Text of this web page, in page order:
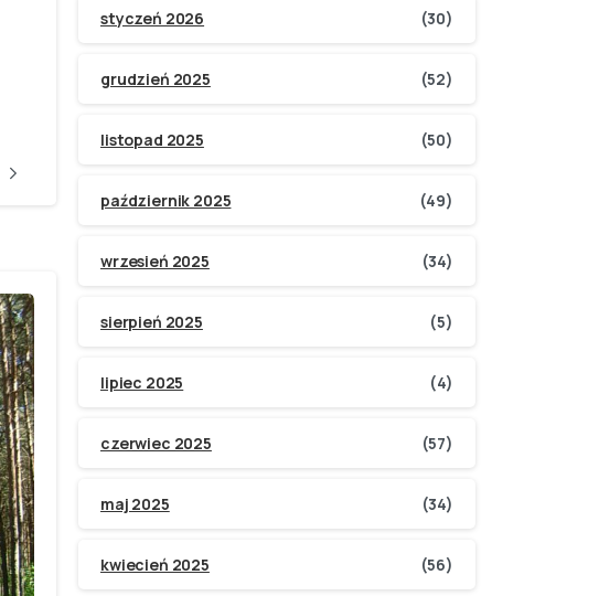
styczeń 2026 (30)
grudzień 2025 (52)
listopad 2025 (50)
październik 2025 (49)
wrzesień 2025 (34)
sierpień 2025 (5)
lipiec 2025 (4)
czerwiec 2025 (57)
maj 2025 (34)
kwiecień 2025 (56)